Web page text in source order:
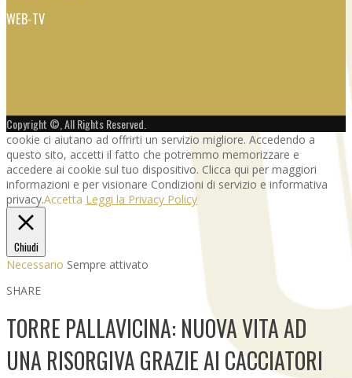
WEB-TV
Copyright ©, All Rights Reserved.
cookie ci aiutano ad offrirti un servizio migliore. Accedendo a
questo sito, accetti il fatto che potremmo memorizzare e
accedere ai cookie sul tuo dispositivo. Clicca qui per maggiori
informazioni e per visionare Condizioni di servizio e informativa
privacy.Accetta Leggi la Privacy Policy
Chiudi
Necessario Sempre attivato
SHARE
TORRE PALLAVICINA: NUOVA VITA AD
UNA RISORGIVA GRAZIE AI CACCIATORI